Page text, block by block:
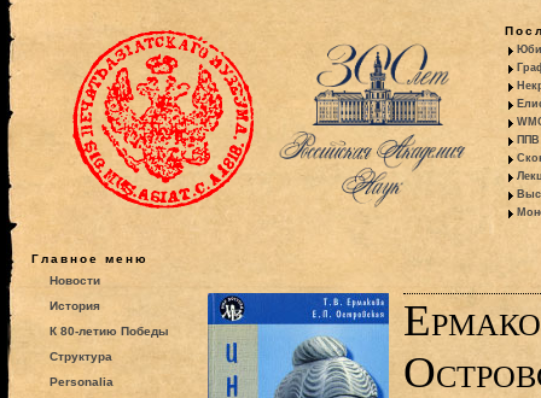
ППВ
Главное меню
Новости
История
К 80-летию Победы
Структура
Personalia